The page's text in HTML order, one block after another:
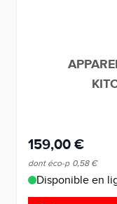
159,00 €
dont éco-p 0,58 €
Disponible en